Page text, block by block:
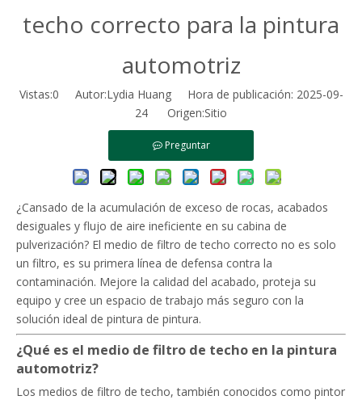
techo correcto para la pintura
automotriz
Vistas:0 Autor:Lydia Huang Hora de publicación: 2025-09-
24 Origen:Sitio
Preguntar
¿Cansado de la acumulación de exceso de rocas, acabados
desiguales y flujo de aire ineficiente en su cabina de
pulverización? El medio de filtro de techo correcto no es solo
un filtro, es su primera línea de defensa contra la
contaminación. Mejore la calidad del acabado, proteja su
equipo y cree un espacio de trabajo más seguro con la
solución ideal de pintura de pintura.
¿Qué es el medio de filtro de techo en la pintura
automotriz?
Los medios de filtro de techo, también conocidos como pintor